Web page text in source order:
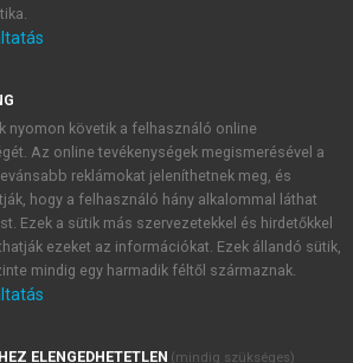
a MeRSZ újdonságairól, akcióiról.
az Akadémiai Kiadó Zrt. újdonságairól,
nyomon követik a felhasználó online
Az online tevékenységek megismerésével a
reklámokat jeleníthetnek meg, és
hogy a felhasználó hány alkalommal láthat
Ezek a sütik más szervezetekkel és hirdetőkkel
ezeket az információkat. Ezek állandó sütik,
mindig egy harmadik féltől származnak.
ELENGEDHETETLEN (mindig szükséges)